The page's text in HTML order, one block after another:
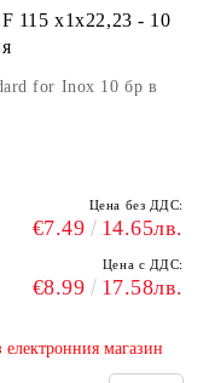
115 x1x22,23 - 10
for Inox 10 бр в
Цена без ДДС:
€7.49 14.65лв.
Цена с ДДС:
€8.99 17.58лв.
магазин